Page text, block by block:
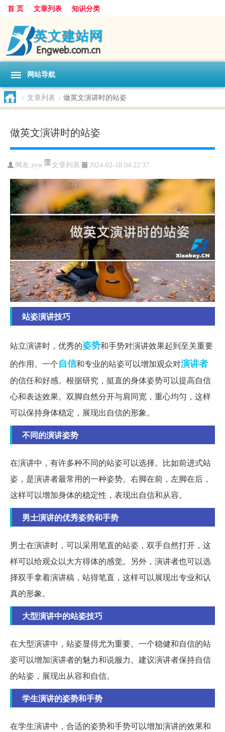
首 页 文章列表 知识分类
网站导航
> 文章列表 > 做英文演讲时的站姿
做英文演讲时的站姿
网友:zyw 文章列表 2024-02-18 04:22:37
站姿演讲技巧
站立演讲时，优秀的姿势和手势对演讲效果起到至关重要
的作用。一个自信和专业的站姿可以增加观众对演讲者
的信任和好感。根据研究，挺直的身体姿势可以提高自信
心和表达效果。双脚自然分开与肩同宽，重心均匀，这样
可以保持身体稳定，展现出自信的形象。
不同的演讲姿势
在演讲中，有许多种不同的站姿可以选择。比如前进式站
姿，是演讲者最常用的一种姿势。右脚在前，左脚在后，
这样可以增加身体的稳定性，表现出自信和从容。
男士演讲的优秀姿势和手势
男士在演讲时，可以采用笔直的站姿，双手自然打开，这
样可以给观众以大方得体的感觉。另外，演讲者也可以选
择双手拿着演讲稿，站得笔直，这样可以展现出专业和认
真的形象。
大型演讲中的站姿技巧
在大型演讲中，站姿显得尤为重要。一个稳健和自信的站
姿可以增加演讲者的魅力和说服力。建议演讲者保持自信
的站姿，展现出从容和自信。
学生演讲的姿势和手势
在学生演讲中，合适的姿势和手势可以增加演讲的效果和